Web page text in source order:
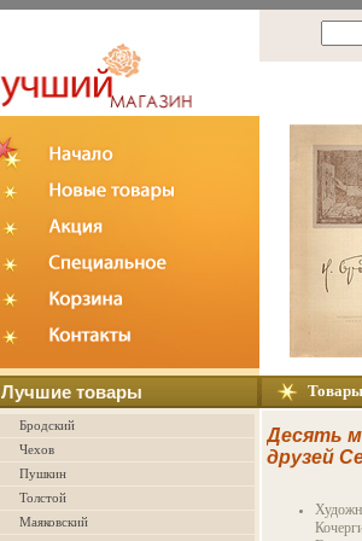
Лучшие товары
Бродский
Чехов
Пушкин
Толстой
Маяковский
Товары
Десять
друзей
7906k.